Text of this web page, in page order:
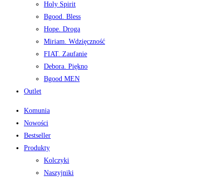
Holy Spirit
Bgood. Bless
Hope. Droga
Miriam. Wdzięczność
FIAT. Zaufanie
Debora. Piękno
Bgood MEN
Outlet
Komunia
Nowości
Bestseller
Produkty
Kolczyki
Naszyjniki